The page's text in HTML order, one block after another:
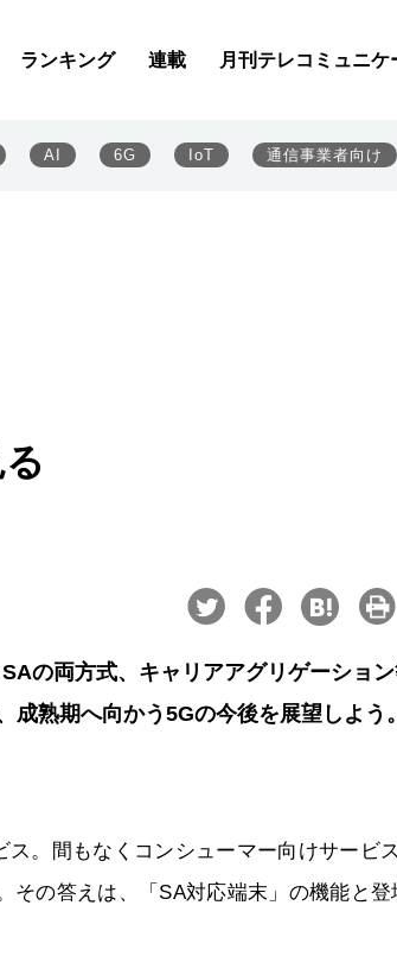
ランキング 連載 月刊テレコミュニケ
AI 6G IoT 通信事業者向け
の両方式、キャリアアグリゲーショ
熟期へ向かう5Gの今後を展望しよう。
。間もなくコンシューマー向けサービ
その答えは、「SA対応端末」の機能と登